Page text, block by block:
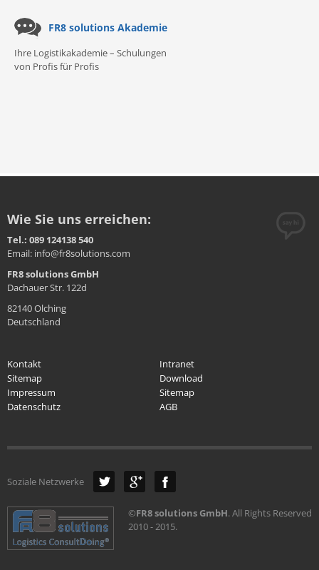
FR8 solutions Akademie
Ihre Logistikakademie – Schulungen
von Profis für Profis
Wie Sie uns erreichen:
Tel.: 089 124138 540
Email: info@fr8solutions.com
FR8 solutions GmbH
Dachauer Str. 122d
82140 Olching
Deutschland
Kontakt
Intranet
Sitemap
Download
Impressum
Sitemap
Datenschutz
AGB
Soziale Netzwerke
©FR8 solutions GmbH. All Rights Reserved
2010 - 2015.